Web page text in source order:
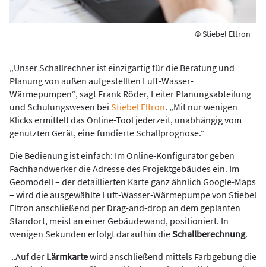
© Stiebel Eltron
„Unser Schallrechner ist einzigartig für die Beratung und
Planung von außen aufgestellten Luft-Wasser-
Wärmepumpen“, sagt Frank Röder, Leiter Planungsabteilung
und Schulungswesen bei Stiebel Eltron. „Mit nur wenigen
Klicks ermittelt das Online-Tool jederzeit, unabhängig vom
genutzten Gerät, eine fundierte Schallprognose.“
Die Bedienung ist einfach: Im Online-Konfigurator geben
Fachhandwerker die Adresse des Projektgebäudes ein. Im
Geomodell – der detaillierten Karte ganz ähnlich Google-Maps
– wird die ausgewählte Luft-Wasser-Wärmepumpe von Stiebel
Eltron anschließend per Drag-and-drop an dem geplanten
Standort, meist an einer Gebäudewand, positioniert. In
wenigen Sekunden erfolgt daraufhin dieSchallberechnung.
„Auf der Lärmkartewird anschließend mittels Farbgebung die